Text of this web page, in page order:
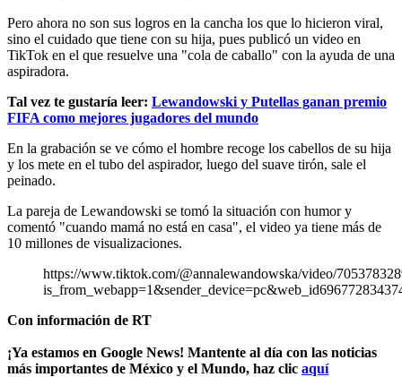
Pero ahora no son sus logros en la cancha los que lo hicieron viral,
sino el cuidado que tiene con su hija, pues publicó un video en
TikTok en el que resuelve una "cola de caballo" con la ayuda de una
aspiradora.
Tal vez te gustaría leer: Lewandowski y Putellas ganan premio
FIFA como mejores jugadores del mundo
En la grabación se ve cómo el hombre recoge los cabellos de su hija
y los mete en el tubo del aspirador, luego del suave tirón, sale el
peinado.
La pareja de Lewandowski se tomó la situación con humor y
comentó "cuando mamá no está en casa", el video ya tiene más de
10 millones de visualizaciones.
https://www.tiktok.com/@annalewandowska/video/
Con información de RT
¡Ya estamos en Google News! Mantente al día con las noticias
más importantes de México y el Mundo, haz clic aquí